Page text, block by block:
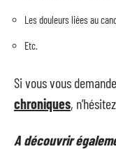
Les douleurs liées au
Etc.
Si vous vous
chroniques,
A découvrir